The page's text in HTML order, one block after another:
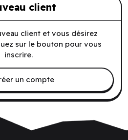
client
client et vous désirez
sur le bouton pour vous
inscrire.
un compte